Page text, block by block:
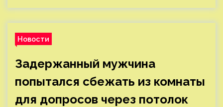
Новости
Задержанный мужчина
попытался сбежать из комнаты
для допросов через потолок